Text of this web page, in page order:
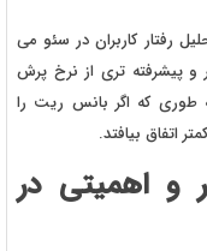
رفتار کاربران در سئو می
و پیشرفته تری از نرخ پرش
طوری که اگر بانس ریت را
و اهمیتی در